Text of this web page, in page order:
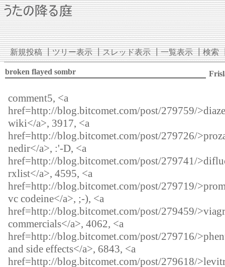
新規投稿┃ツリー表示┃スレッド表示┃一覧表示┃検索
broken flayed sombr
comment5, <a
href=http://blog.bitcomet.com/post/279759/
wiki</a>, 3917, <a
href=http://blog.bitcomet.com/post/279726/
nedir</a>, :'-D, <a
href=http://blog.bitcomet.com/post/279741/
rxlist</a>, 4595, <a
href=http://blog.bitcomet.com/post/279719/
vc codeine</a>, ;-), <a
href=http://blog.bitcomet.com/post/279459/
commercials</a>, 4062, <a
href=http://blog.bitcomet.com/post/279716/
and side effects</a>, 6843, <a
href=http://blog.bitcomet.com/post/279618/